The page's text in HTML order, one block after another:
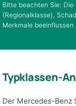
Bitte beachten Sie:
(Regionalklasse),
Merkmale
Typklassen-
Der Mercedes-Benz